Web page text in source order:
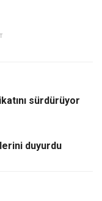
sürdürüyor
duyurdu